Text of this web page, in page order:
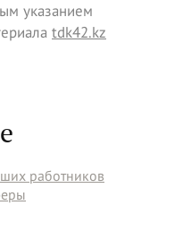
указанием
tdk42.kz
работников